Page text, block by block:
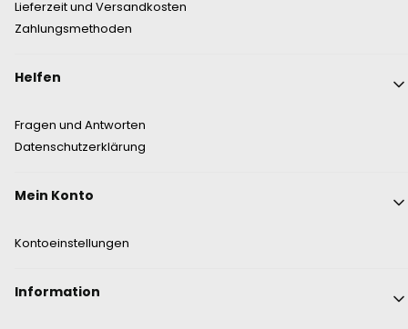
Lieferzeit und Versandkosten
Zahlungsmethoden
Helfen
Fragen und Antworten
Datenschutzerklärung
Mein Konto
Kontoeinstellungen
Information